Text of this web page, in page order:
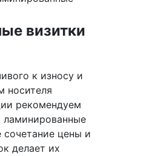
визитки
к износу и
носителя
рекомендуем
ламинированные
сочетание цены и
делает их